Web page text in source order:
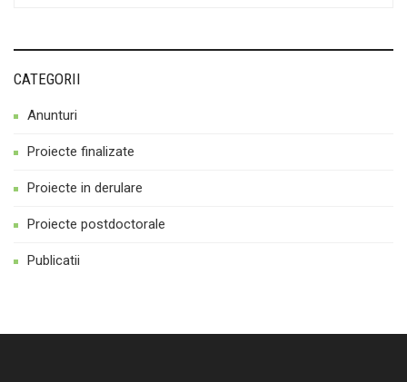
CATEGORII
Anunturi
Proiecte finalizate
Proiecte in derulare
Proiecte postdoctorale
Publicatii